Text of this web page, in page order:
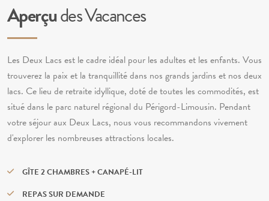
Aperçudes Vacances
Les Deux Lacs est le cadre idéal pour les adultes et les enfants. Vous
trouverez la paix et la tranquillité dans nos grands jardins et nos deux
lacs. Ce lieu de retraite idyllique, doté de toutes les commodités, est
situé dans le parc naturel régional du Périgord-Limousin. Pendant
votre séjour aux Deux Lacs, nous vous recommandons vivement
d'explorer les nombreuses attractions locales.
GÎTE 2 CHAMBRES + CANAPÉ-LIT
REPAS SUR DEMANDE